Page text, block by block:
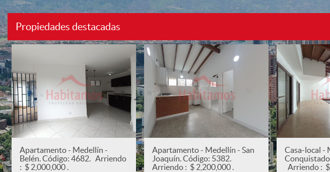
Propiedades destacadas
Apartamento - Medellín -
Belén. Código: 4682. Arriendo
: $ 2,000,000 .
Apartamento - Medellín - San
Joaquín. Código: 5382.
Arriendo : $ 2,200,000 .
Casa-local -
Arriendo : $